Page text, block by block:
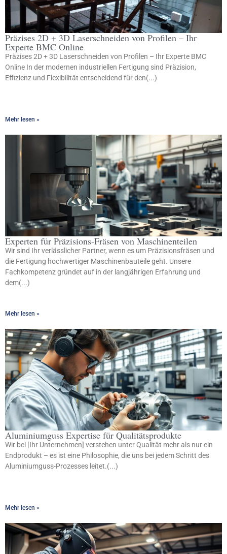
Präzises 2D + 3D Laserschneiden von Profilen – Ihr
Experte BMC Online
Präzises 2D + 3D Laserschneiden von Profilen – Ihr Experte BMC
Online In der modernen industriellen Fertigung sind Präzision,
Effizienz und Flexibilität entscheidend für den(...)
Mehr lesen »
Experten für Präzisions-Fräsen von Maschinenteilen
Wir sind Ihr verlässlicher Partner, wenn es um Präzisionsfräsen und
die Fertigung hochwertiger Maschinenbauteile geht. Unsere
Fachkompetenz gründet auf in der langjährigen Erfahrung und
dem(...)
Mehr lesen »
Aluminiumguss Expertise für Qualitätsprodukte
Wir bei [Ihr Unternehmen] verstehen unter Qualität mehr als nur ein
Endprodukt – es ist eine Philosophie, die uns bei jedem Schritt des
Aluminiumguss-Prozesses leitet.(...)
Mehr lesen »